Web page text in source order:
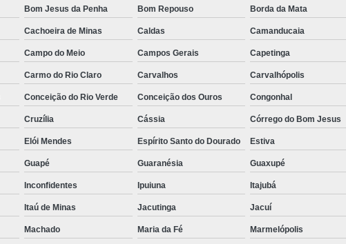
Camisa Social Masculina Manga Longa Lisa
Camisa Social Preta Manga Longa
Camisa Masculina Social
Camisa Social Estampada
Camisa Social Masculina
Camisa Social Masculina Preta
Camisa Social Preta Masculina
Camisa Masculina Social Preço
Camisa Social Estampada Masculina Preço
Bom Jesus da Penha Bom Repouso Borda da Mata
Cachoeira de Minas Caldas Camanducaia
Campo do Meio Campos Gerais Capetinga
Carmo do Rio Claro Carvalhos Carvalhópolis
Conceição do Rio Verde Conceição dos Ouros Congonhal
Cruzília Cássia Córrego do Bom Jesus
Elói Mendes Espírito Santo do Dourado Estiva
Guapé Guaranésia Guaxupé
Inconfidentes Ipuiuna Itajubá
Itaú de Minas Jacutinga Jacuí
Machado Maria da Fé Marmelópolis